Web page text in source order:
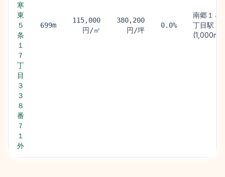
寒
東
５
条
１
７
丁
目
３
３
８
番
７
１
外
699m
115,000
円/㎡
380,200
円/坪
0.0%
南郷１８
丁目駅
(1,000m)